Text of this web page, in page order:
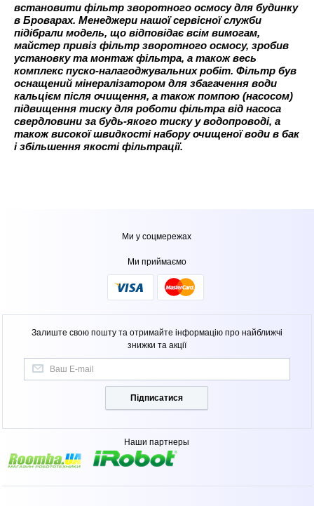
встановити фільтр зворотного осмосу для будинку
в Броварах. Менеджери нашої сервісної служби
підібрали модель, що відповідає всім вимогам,
майстер привіз фільтр зворотного осмосу, зробив
установку та монтаж фільтра, а також весь
комплекс пуско-налагоджувальних робіт. Фільтр був
оснащений мінералізатором для збагачення води
кальцієм після очищення, а також помпою (насосом)
підвищення тиску для роботи фільтра від насоса
свердловини за будь-якого тиску у водопроводі, а
також високої швидкості набору очищеної води в бак
і збільшення якості фільтрації.
Ми у соцмережах
Ми приймаємо
Залиште свою пошту та отримайте інформацію про найближчі
знижки та акції
Підписатися
Наши партнеры